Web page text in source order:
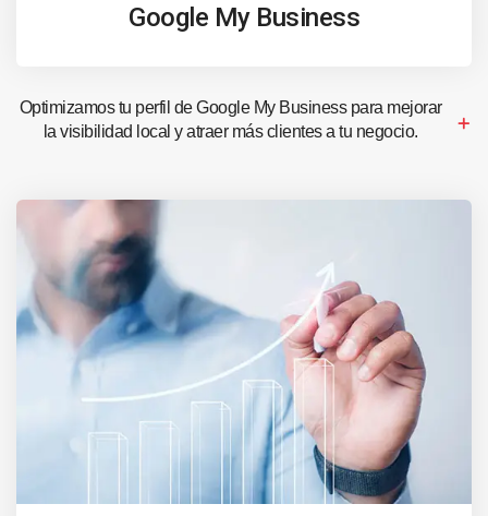
Google My Business
Optimizamos tu perfil de Google My Business para mejorar
la visibilidad local y atraer más clientes a tu negocio.